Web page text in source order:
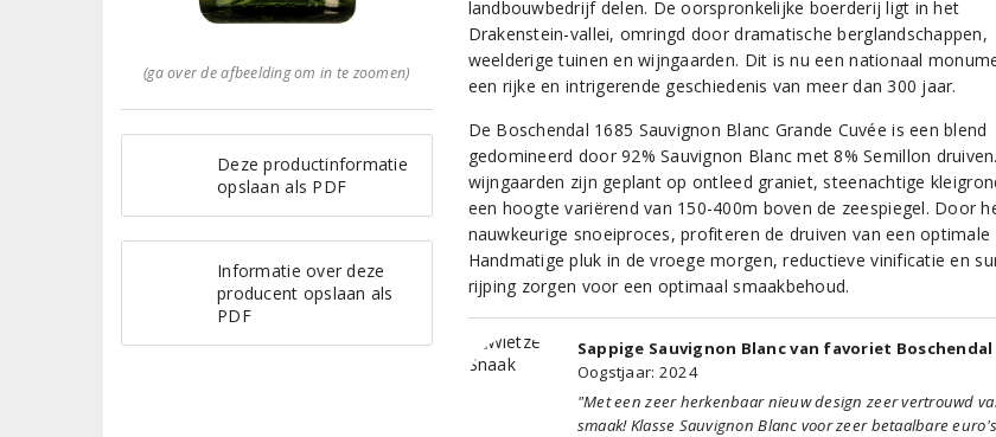
(ga over de afbeelding om in te zoomen)
Deze productinformatie
opslaan als PDF
Informatie over deze
producent opslaan als
PDF
landbouwbedrijf delen. De oorspronkelijke boerderij ligt in het
Drakenstein-vallei, omringd door dramatische berglandschappen,
weelderige tuinen en wijngaarden. Dit is nu een nationaal
een rijke en intrigerende geschiedenis van meer dan 300 jaar.
De Boschendal 1685 Sauvignon Blanc Grande Cuvée is een blend
gedomineerd door 92% Sauvignon Blanc met 8% Semillon
wijngaarden zijn geplant op ontleed graniet, steenachtige
een hoogte variërend van 150-400m boven de zeespiegel. Door
nauwkeurige snoeiproces, profiteren de druiven van een optimale
Handmatige pluk in de vroege morgen, reductieve vinificatie en
rijping zorgen voor een optimaal smaakbehoud.
Sappige Sauvignon Blanc van favoriet Boschendal
Oogstjaar: 2024
"Met een zeer herkenbaar nieuw design zeer vertrouwd
smaak! Klasse Sauvignon Blanc voor zeer betaalbare